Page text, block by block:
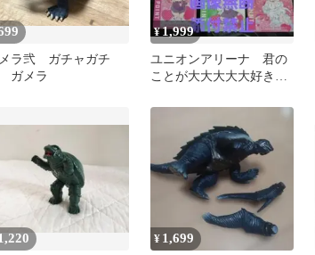
ラ弐 ガチャガチ
ガメラ
¥1,999
ユニオンアリーナ 君の
ことが大大大大大好きな
ル格一枚
¥ 1,699